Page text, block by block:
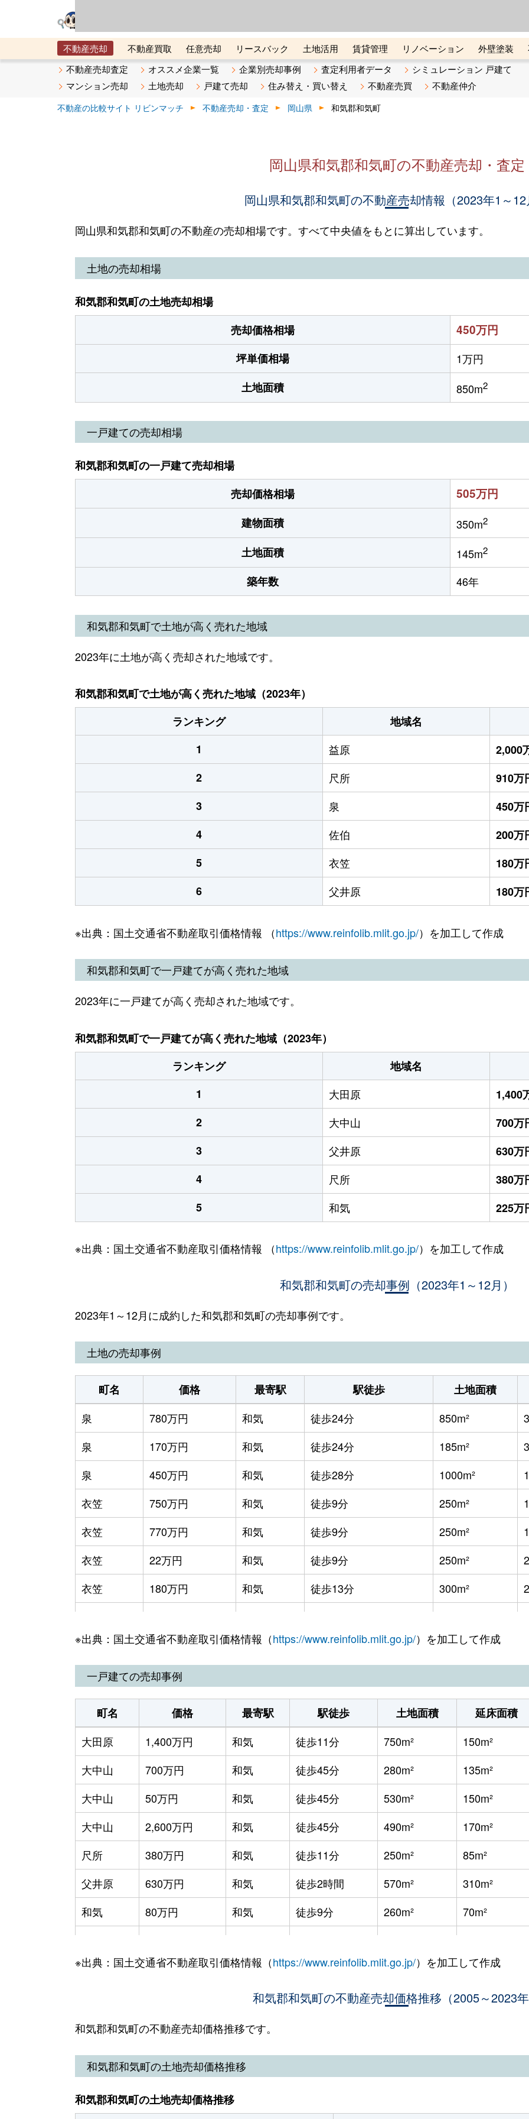
不動産売却 不動産買取 任意売却 リースバック 土地活用 賃貸管理 リノベーション 外壁塗装
メタ住宅展示場
ベスト不動産カンパニー オンライン講座 リビンマガジンBiz 不動産売却ご相談デスク
不動産売却査定 オススメ企業一覧 企業別売却事例 査定利用者データ
シミュレーション 戸建て
マンション売却
土地売却 戸建て売却 住み替え・買い替え 不動産売買 不動産仲介
不動産の比較サイト リビンマッチ 不動産売却・査定 岡山県 和気郡和気町
岡山県和気郡和気町の不動産売却・査定
岡山県和気郡和気町の不動産売却情報（2023年1～12
岡山県和気郡和気町の不動産の売却相場です。すべて中央値をもとに算出しています。
土地の売却相場
和気郡和気町の土地売却相場
売却価格相場
450万円
坪単価相場
1万円
土地面積
850m2
一戸建ての売却相場
和気郡和気町の一戸建て売却相場
売却価格相場
505万円
建物面積 350m2
土地面積 145m2
築年数 46年
和気郡和気町で土地が高く売れた地域
2023年に土地が高く売却された地域です。
和気郡和気町で土地が高く売れた地域（2023年）
ランキング
地域名
1
益原
2,000
2
尺所
910万
3
泉
450万
4
佐伯
200万
5
衣笠
180万
6
父井原 180万
※出典：国土交通省不動産取引価格情報 （https://www.reinfolib.mlit.go.jp/）を加工して作成
和気郡和気町で一戸建てが高く売れた地域
2023年に一戸建てが高く売却された地域です。
和気郡和気町で一戸建てが高く売れた地域（2023年）
ランキング
地域名
1
大田原
1,400
2
大中山
700万
3
父井原
630万
4
尺所
380万
5
和気 225万
※出典：国土交通省不動産取引価格情報 （https://www.reinfolib.mlit.go.jp/）を加工して作成
和気郡和気町の売却事例（2023年1～12月）
2023年1～12月に成約した和気郡和気町の売却事例です。
土地の売却事例
町名 価格 最寄駅 駅徒歩 土地面積
泉
780万円 和気 徒歩24分 850m²
泉
170万円 和気 徒歩24分 185m²
泉
450万円 和気 徒歩28分 1000m²
衣笠
750万円 和気 徒歩9分 250m²
衣笠
770万円 和気 徒歩9分 250m²
衣笠
22万円 和気 徒歩9分 250m²
衣笠
180万円 和気 徒歩13分 300m²
佐伯
200万円 和気 徒歩2時間 990m²
尺所
910万円
父井原
180万円 和気 徒歩2時間 350m²
益原
1,000万円 和気 徒歩45分 2000m²
益原
3,000万円 和気 徒歩1時間15分 2000m²
※出典：国土交通省不動産取引価格情報（https://www.reinfolib.mlit.go.jp/）を加工して作成
一戸建ての売却事例
町名 価格 最寄駅 駅徒歩 土地面積 延床面積
大田原
1,400万円 和気 徒歩11分 750m² 150m²
大中山
700万円 和気 徒歩45分 280m² 135m²
大中山
50万円 和気 徒歩45分 530m² 150m²
大中山
2,600万円 和気 徒歩45分 490m² 170m²
尺所
380万円 和気 徒歩11分 250m² 85m²
父井原
630万円 和気 徒歩2時間 570m² 310m²
和気
80万円 和気 徒歩9分 260m² 70m²
和気
170万円 和気 徒歩4分 65m² -
徒歩19分 420m² 145m²
※出典：国土交通省不動産取引価格情報（https://www.reinfolib.mlit.go.jp/）を加工して作成
和気郡和気町の不動産売却価格推移（2005～2023年
和気郡和気町の不動産売却価格推移です。
和気郡和気町の土地売却価格推移
和気郡和気町の土地売却価格推移